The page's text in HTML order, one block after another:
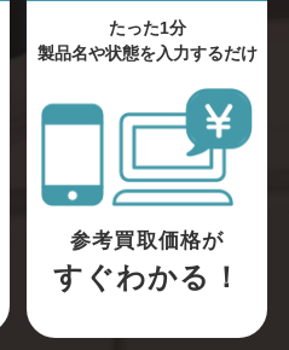
たった1分
製品名や状態を入力するだけ
参考買取価格が
すぐわかる！